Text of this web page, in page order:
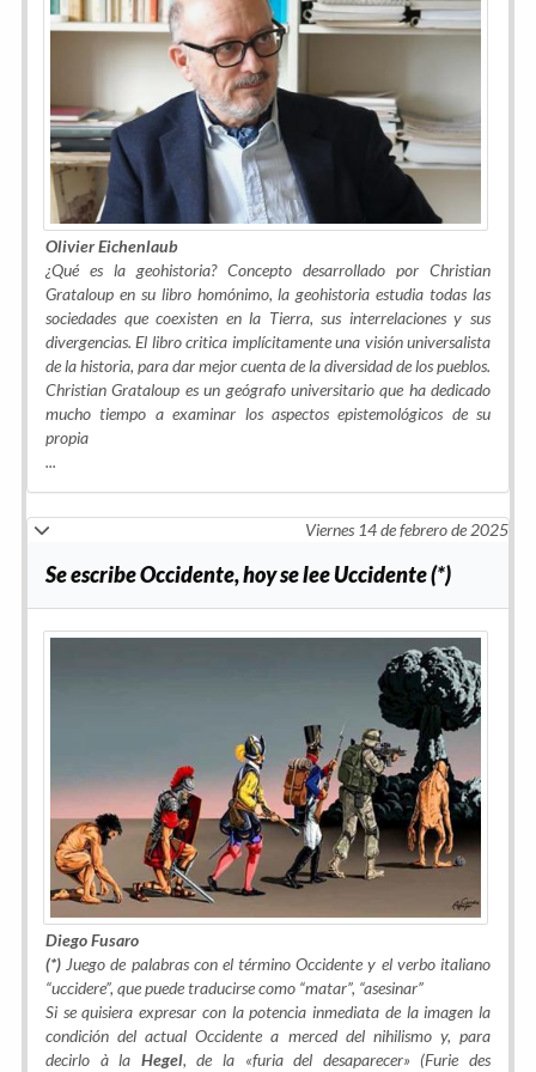
Olivier Eichenlaub
¿Qué es la geohistoria? Concepto desarrollado por Christian
Grataloup en su libro homónimo, la geohistoria estudia todas las
sociedades que coexisten en la Tierra, sus interrelaciones y sus
divergencias. El libro critica implícitamente una visión universalista
de la historia, para dar mejor cuenta de la diversidad de los pueblos.
Christian Grataloup es un geógrafo universitario que ha dedicado
mucho tiempo a examinar los aspectos epistemológicos de su
propia
...
Viernes 14 de febrero de 2025
Se escribe Occidente, hoy se lee Uccidente (*)
Diego Fusaro
(*) Juego de palabras con el términoOccidente y el verbo italiano
“uccidere”, que puede traducirse como “matar”, “asesinar”
Si se quisiera expresar con la potencia inmediata de la imagen la
condición del actual Occidente a merced del nihilismo y, para
decirlo à la Hegel, de la «furia del desaparecer» (Furie des